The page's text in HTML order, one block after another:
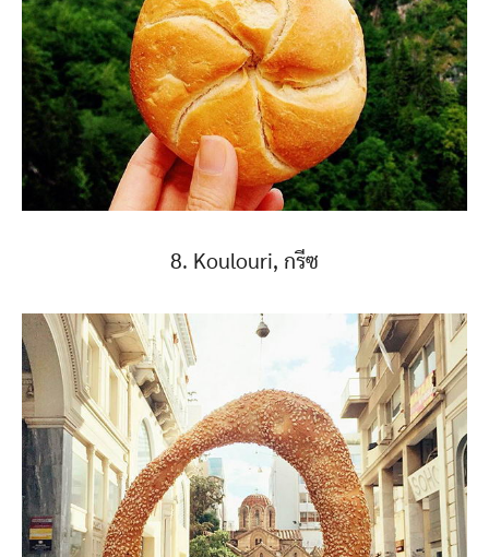
8. Koulouri, กรีซ